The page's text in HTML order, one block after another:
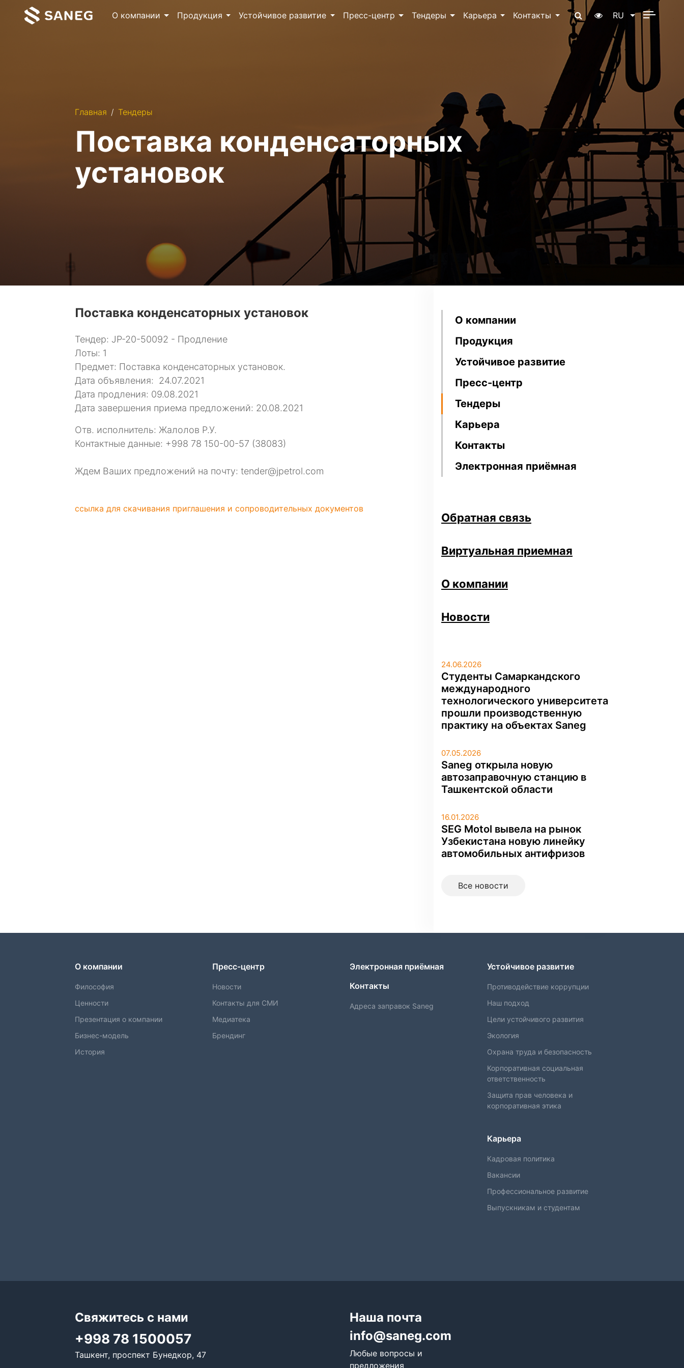
О компании Продукция Устойчивое развитие Пресс-центр Тендеры Карьера Контакты RU
Главная Тендеры
Поставка конденсаторных
установок
Поставка конденсаторных установок
Тендер: JP-20-50092 - Продление
Лоты: 1
Предмет: Поставка конденсаторных установок.
Дата объявления: 24.07.2021
Дата продления: 09.08.2021
Дата завершения приема предложений: 20.08.2021
Отв. исполнитель: Жалолов Р.У.
Контактные данные: +998 78 150-00-57 (38083)
Ждем Ваших предложений на почту: tender@jpetrol.com
ссылка для скачивания приглашения и сопроводительных документов
О компании
Продукция
Устойчивое развитие
Пресс-центр
Тендеры
Карьера
Контакты
Электронная приёмная
Обратная связь
Виртуальная приемная
О компании
Новости
24.06.2026
Студенты Самаркандского
международного
технологического университета
прошли производственную
практику на объектах Saneg
07.05.2026
Saneg открыла новую
автозаправочную станцию в
Ташкентской области
16.01.2026
SEG Motol вывела на рынок
Узбекистана новую линейку
автомобильных антифризов
Все новоcти
О компании
Философия
Ценности
Презентация о компании
Бизнес-модель
История
Пресс-центр
Новости
Контакты для СМИ
Медиатека
Брендинг
Электронная приёмная
Контакты
Адреса заправок Saneg
Устойчивое развитие
Противодействие коррупции
Наш подход
Цели устойчивого развития
Экология
Охрана труда и безопасность
Корпоративная социальная
ответственность
Защита прав человека и
корпоративная этика
Карьера
Кадровая политика
Вакансии
Профессиональное развитие
Выпускникам и студентам
Свяжитесь с нами
+998 78 1500057
Ташкент, проспект Бунедкор, 47
Наша почта
info@saneg.com
Любые вопросы и
предложения